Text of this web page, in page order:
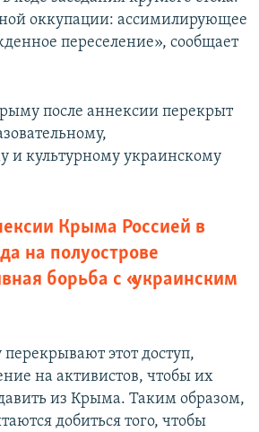
оккупации: ассимилирующее
переселение», сообщает
после аннексии перекрыт
и культурному украинскому
Крыма Россией в
на полуострове
борьба с «украинским
этот доступ,
на активистов, чтобы их
из Крыма. Таким образом,
добиться того, чтобы